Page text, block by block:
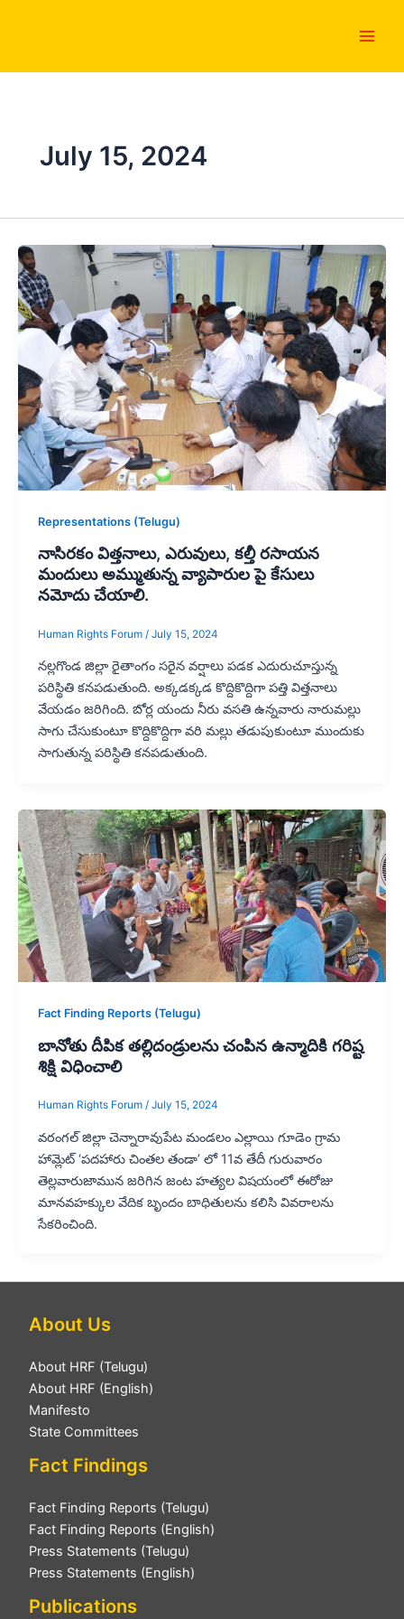
July 15, 2024
Representations (Telugu)
నాసిరకం విత్తనాలు, ఎరువులు, కల్తీ రసాయన
మందులు అమ్ముతున్న వ్యాపారుల పై కేసులు
నమోదు చేయాలి.
Human Rights Forum / July 15, 2024
నల్లగొండ జిల్లా రైతాంగం సరైన వర్షాలు పడక ఎదురుచూస్తున్న
పరిస్థితి కనపడుతుంది. అక్కడక్కడ కొద్దికొద్దిగా పత్తి విత్తనాలు
వేయడం జరిగింది. బోర్ల యందు నీరు వసతి ఉన్నవారు నారుమల్లు
సాగు చేసుకుంటూ కొద్దికొద్దిగా వరి మల్లు తడుపుకుంటూ ముందుకు
సాగుతున్న పరిస్థితి కనపడుతుంది.
Fact Finding Reports (Telugu)
బానోతు దీపిక తల్లిదండ్రులను చంపిన ఉన్మాదికి గరిష్ట
శిక్షి విధించాలి
Human Rights Forum / July 15, 2024
వరంగల్ జిల్లా చెన్నారావుపేట మండలం ఎల్లాయి గూడెం గ్రామ
హామ్లెట్ ‘పదహారు చింతల తండా’ లో 11వ తేదీ గురువారం
తెల్లవారుజామున జరిగిన జంట హత్యల విషయంలో ఈరోజు
మానవహక్కుల వేదిక బృందం బాధితులను కలిసి వివరాలను
సేకరించింది.
About Us
About HRF (Telugu)
About HRF (English)
Manifesto
State Committees
Fact Findings
Fact Finding Reports (Telugu)
Fact Finding Reports (English)
Press Statements (Telugu)
Press Statements (English)
Publications